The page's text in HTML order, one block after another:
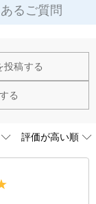
るご質問
投稿する
る
ン、文字内容、ご
。
すか？
に可能な限り最高
用ください。